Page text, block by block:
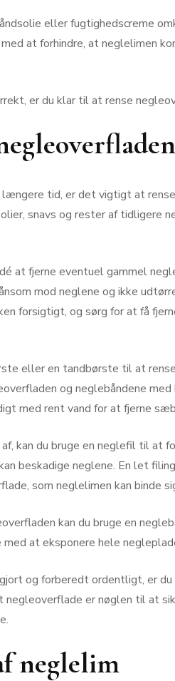
eller fugtighedscreme
at forhindre, at neglelimen
er du klar til at rense
længere tid, er det vigtigt at
snavs og rester af tidligere
at fjerne eventuel gammel
mod neglene og ikke
forsigtigt, og sørg for at få
eller en tandbørste til at
og neglebåndene
med rent vand for at fjerne
kan du bruge en neglefil til at
beskadige neglene. En let
som neglelimen kan binde
kan du bruge en
at eksponere hele
og forberedt ordentligt, er
negleoverflade er nøglen til at
neglelim